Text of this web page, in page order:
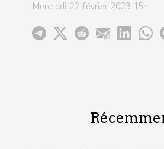
Mercredi 22 février 2023 15h